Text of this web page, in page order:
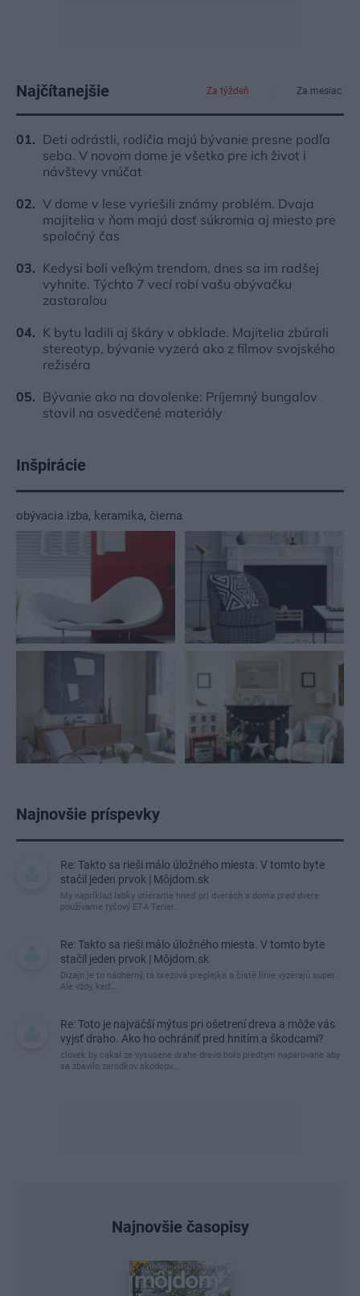
Najčítanejšie Za týždeň Za mesiac
Deti odrástli, rodičia majú bývanie presne podľa
seba. V novom dome je všetko pre ich život i
návštevy vnúčat
V dome v lese vyriešili známy problém. Dvaja
majitelia v ňom majú dosť súkromia aj miesto pre
spoločný čas
Kedysi boli veľkým trendom, dnes sa im radšej
vyhnite. Týchto 7 vecí robí vašu obývačku
zastaralou
K bytu ladili aj škáry v obklade. Majitelia zbúrali
stereotyp, bývanie vyzerá ako z filmov svojského
režiséra
Bývanie ako na dovolenke: Príjemný bungalov
stavil na osvedčené materiály
Inšpirácie
obývacia izba, keramika, čierna
Najnovšie príspevky
Re: Takto sa rieši málo úložného miesta. V tomto byte
stačil jeden prvok | Môjdom.sk
My napríklad labky utierame hneď pri dverách a doma pred dvere
používame tyčový ETA Terier…
Re: Takto sa rieši málo úložného miesta. V tomto byte
stačil jeden prvok | Môjdom.sk
Dizajn je to nádherný, tá brezová preglejka a čisté línie vyzerajú super.
Ale vždy, keď…
Re: Toto je najväčší mýtus pri ošetrení dreva a môže vás
vyjsť draho. Ako ho ochrániť pred hnitím a škodcami?
clovek by cakal ze vysusene drahe drevo bolo predtym naparovane aby
sa zbavilo zarodkov skodcov...
Najnovšie časopisy